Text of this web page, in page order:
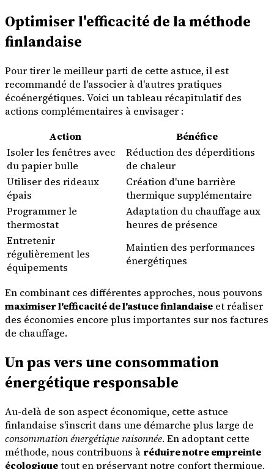
Optimiser l'efficacité de la méthode
finlandaise
Pour tirer le meilleur parti de cette astuce, il est
recommandé de l'associer à d'autres pratiques
écoénergétiques. Voici un tableau récapitulatif des
actions complémentaires à envisager :
Action
Bénéfice
Isoler les fenêtres avec
du papier bulle
Réduction des déperditions
de chaleur
Utiliser des rideaux
épais
Création d'une barrière
thermique supplémentaire
Programmer le
thermostat
Adaptation du chauffage aux
heures de présence
Entretenir
régulièrement les
équipements
Maintien des performances
énergétiques
En combinant ces différentes approches, nous pouvons
maximiser l'efficacité de l'astuce finlandaise et réaliser
des économies encore plus importantes sur nos factures
de chauffage.
Un pas vers une consommation
énergétique responsable
Au-delà de son aspect économique, cette astuce
finlandaise s'inscrit dans une démarche plus large de
consommation énergétique raisonnée. En adoptant cette
méthode, nous contribuons à réduire notre empreinte
écologiquetout en préservant notre confort thermique.